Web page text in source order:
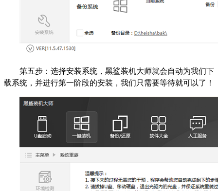
第五步：选择安装系统，黑鲨装机大师就会自动为我们下
载系统，并进行第一阶段的安装，我们只需要等待就可以了！